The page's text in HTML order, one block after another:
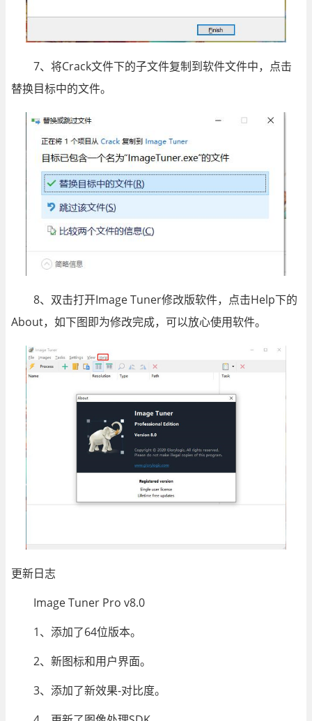
7、将Crack文件下的子文件复制到软件文件中，点击
替换目标中的文件。
8、双击打开Image Tuner修改版软件，点击Help下的
About，如下图即为修改完成，可以放心使用软件。
更新日志
Image Tuner Pro v8.0
1、添加了64位版本。
2、新图标和用户界面。
3、添加了新效果-对比度。